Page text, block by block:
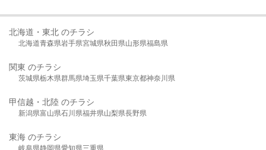
北海道・東北 のチラシ
北海道青森県岩手県宮城県秋田県山形県福島県
関東 のチラシ
茨城県栃木県群馬県埼玉県千葉県東京都神奈川県
甲信越・北陸 のチラシ
新潟県富山県石川県福井県山梨県長野県
東海 のチラシ
岐阜県静岡県愛知県三重県